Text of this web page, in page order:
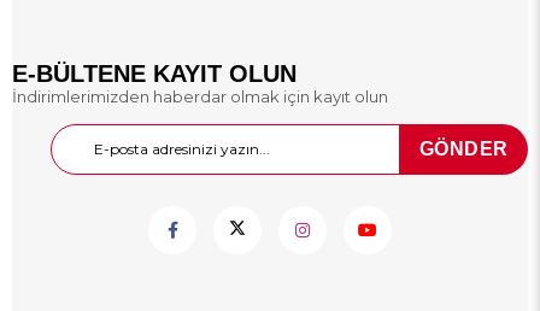
E-BÜLTENE KAYIT OLUN
İndirimlerimizden haberdar olmak için kayıt olun
GÖNDER